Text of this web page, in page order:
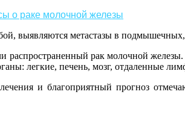
о раке молочной железы
выявляются метастазы в
распространенный рак молочной
легкие, печень, мозг, отдаленные
и благоприятный прогноз